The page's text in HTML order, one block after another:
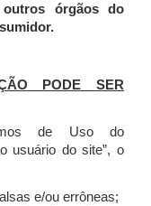
outros órgãos do
PODE SER
de Uso do
usuário do site”, o
e/ou errôneas;